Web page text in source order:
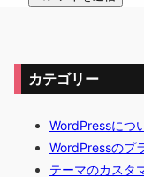
カテゴリー
WordPressにつ
WordPressのプ
テーマのカスタ